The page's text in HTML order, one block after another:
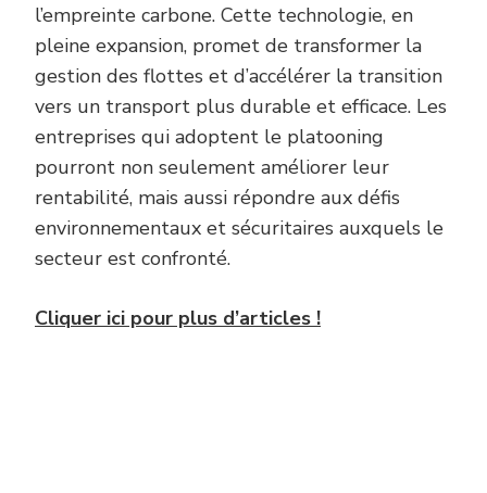
l’empreinte carbone. Cette technologie, en
pleine expansion, promet de transformer la
gestion des flottes et d’accélérer la transition
vers un transport plus durable et efficace. Les
entreprises qui adoptent le platooning
pourront non seulement améliorer leur
rentabilité, mais aussi répondre aux défis
environnementaux et sécuritaires auxquels le
secteur est confronté.
Cliquer ici pour plus d’articles !